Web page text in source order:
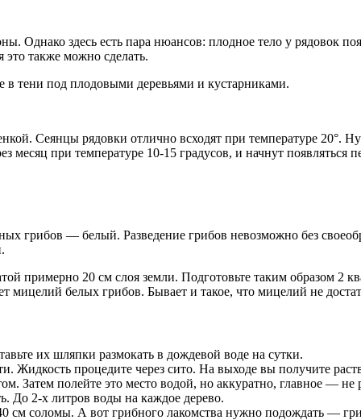
Однако здесь есть пара нюансов: плодное тело у рядовок
это также можно сделать.
тени под плодовыми деревьями и кустарниками.
Сеянцы рядовки отлично всходят при температуре 20°.
месяц при температуре 10-15 градусов, и начнут появляться
грибов — белый. Разведение грибов невозможно без
примерно 20 см слоя земли. Подготовьте таким образом 2
белых грибов. Бывает и такое, что мицелий не
их шляпки размокать в дождевой воде на сутки.
Жидкость процедите через сито. На выходе вы получите
Затем полейте это место водой, но аккуратно, главное —
До 2-х литров воды на каждое дерево.
соломы. А вот грибного лакомства нужно подождать —